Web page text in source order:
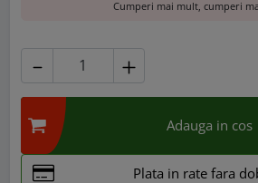
Cumperi mai mult, cumperi
Adauga in cos
Plata in rate fara